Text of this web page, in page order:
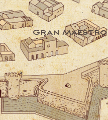
Gran Maestro